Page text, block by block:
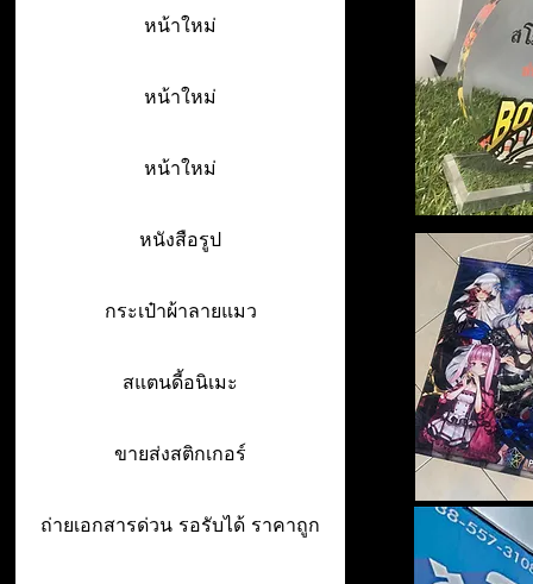
หน้าใหม่
หน้าใหม่
หน้าใหม่
หนังสือรูป
กระเป๋าผ้าลายแมว
สแตนดี้อนิเมะ
ขายส่งสติกเกอร์
ถ่ายเอกสารด่วน รอรับได้ ราคาถูก